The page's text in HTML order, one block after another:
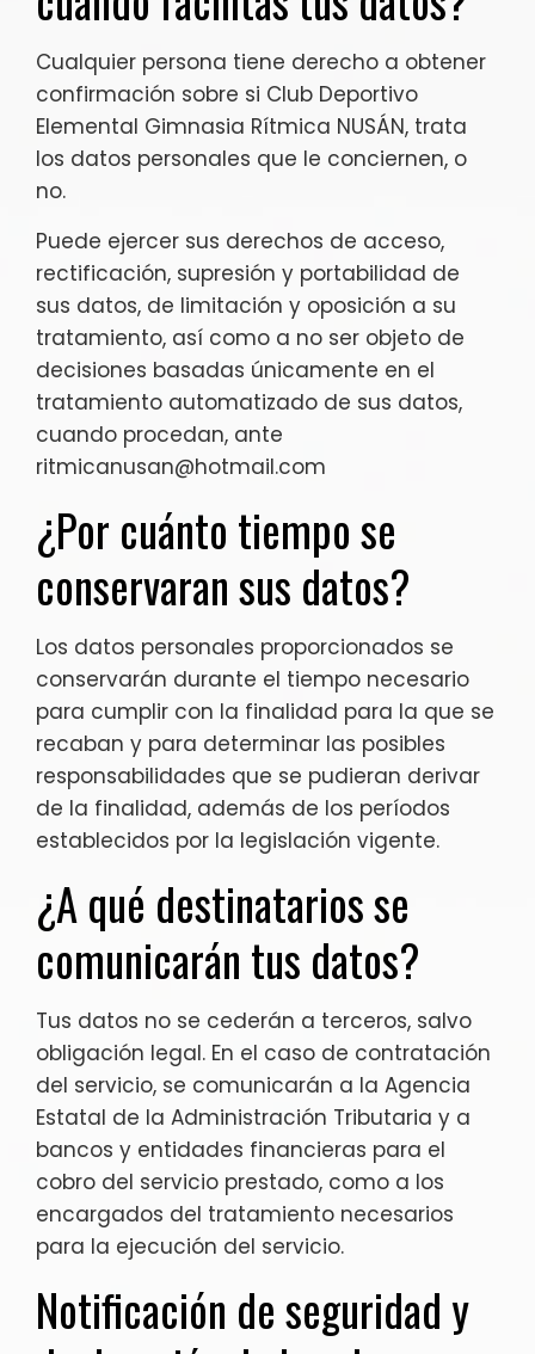
Cualquier persona tiene derecho a obtener
confirmación sobre si Club Deportivo
Elemental Gimnasia Rítmica NUSÁN, trata
los datos personales que le conciernen, o
no.
Puede ejercer sus derechos de acceso,
rectificación, supresión y portabilidad de
sus datos, de limitación y oposición a su
tratamiento, así como a no ser objeto de
decisiones basadas únicamente en el
tratamiento automatizado de sus datos,
cuando procedan, ante
ritmicanusan@hotmail.com
¿Por cuánto tiempo se
conservaran sus datos?
Los datos personales proporcionados se
conservarán durante el tiempo necesario
para cumplir con la finalidad para la que se
recaban y para determinar las posibles
responsabilidades que se pudieran derivar
de la finalidad, además de los períodos
establecidos por la legislación vigente.
¿A qué destinatarios se
comunicarán tus datos?
Tus datos no se cederán a terceros, salvo
obligación legal. En el caso de contratación
del servicio, se comunicarán a la Agencia
Estatal de la Administración Tributaria y a
bancos y entidades financieras para el
cobro del servicio prestado, como a los
encargados del tratamiento necesarios
para la ejecución del servicio.
Notificación de seguridad y